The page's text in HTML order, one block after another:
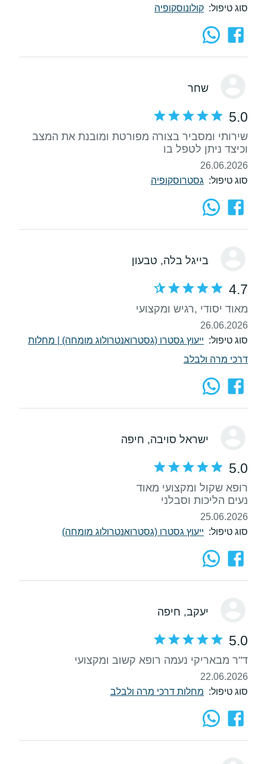
סוג טיפול: קולונוסקופיה
שחר
5.0
שירותי ומסביר בצורה מפורטת ומובנת את המצב
וכיצד ניתן לטפל בו
26.06.2026
סוג טיפול: גסטרוסקופיה
בייגל בלה, טבעון
4.7
מאוד יסודי ,רגיש ומקצועי
26.06.2026
סוג טיפול: ייעוץ גסטרו (גסטרואנטרולוג מומחה)
מחלות
דרכי מרה ולבלב
ישראל סויבה, חיפה
5.0
נעים הליכות וסבלני
25.06.2026
סוג טיפול: ייעוץ גסטרו (גסטרואנטרולוג מומחה)
יעקב, חיפה
5.0
ד"ר מבאריקי נעמה רופא קשוב ומקצועי
22.06.2026
סוג טיפול: מחלות דרכי מרה ולבלב